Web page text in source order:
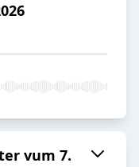
vum 7.